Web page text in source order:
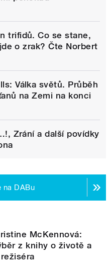
trifidů. Co se stane,
o zrak? Čte Norbert
Válka světů. Průběh
na Zemi na konci
Zrání a další povídky
na DABu
McKennová:
z knihy o životě a